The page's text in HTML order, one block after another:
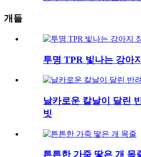
개들
투명 TPR 빛나는 강아
날카로운 칼날이 달린
빗
튼튼한 가죽 땋은 개 목